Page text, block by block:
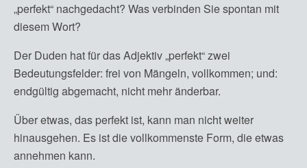
„perfekt“ nachgedacht? Was verbinden Sie spontan mit
diesem Wort?
Der Duden hat für das Adjektiv „perfekt“ zwei
Bedeutungsfelder: frei von Mängeln, vollkommen; und:
endgültig abgemacht, nicht mehr änderbar.
Über etwas, das perfekt ist, kann man nicht weiter
hinausgehen. Es ist die vollkommenste Form, die etwas
annehmen kann.